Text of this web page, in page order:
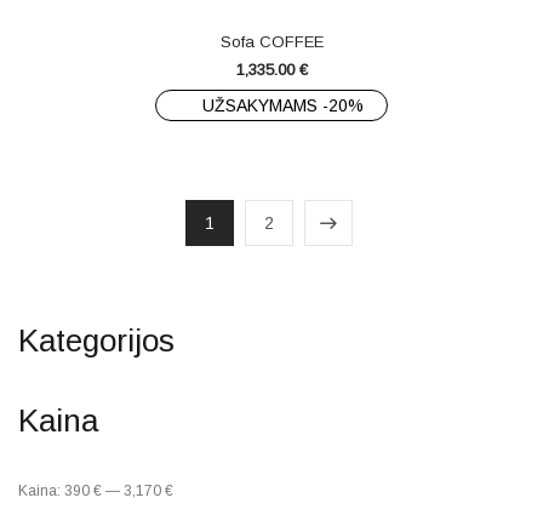
Sofa COFFEE
1,335.00 €
UŽSAKYMAMS -20%
1 2
Kategorijos
Kaina
Kaina: 390 € — 3,170 €